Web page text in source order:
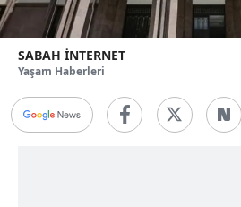
SABAH İNTERNET
Yaşam Haberleri